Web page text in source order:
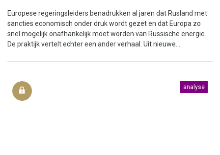
Europese regeringsleiders benadrukken al jaren dat Rusland met
sancties economisch onder druk wordt gezet en dat Europa zo
snel mogelijk onafhankelijk moet worden van Russische energie.
De praktijk vertelt echter een ander verhaal. Uit nieuwe...
analyse